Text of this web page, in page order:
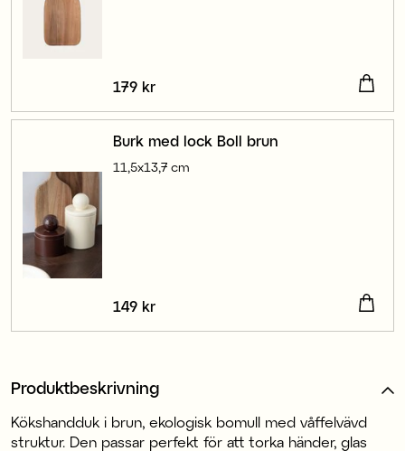
Pris :179 kr
179 kr
Burk med lock Boll brun
11,5x13,7 cm
Pris :149 kr
149 kr
Produktbeskrivning
Kökshandduk i brun, ekologisk bomull med våffelvävd
struktur. Den passar perfekt för att torka händer, glas